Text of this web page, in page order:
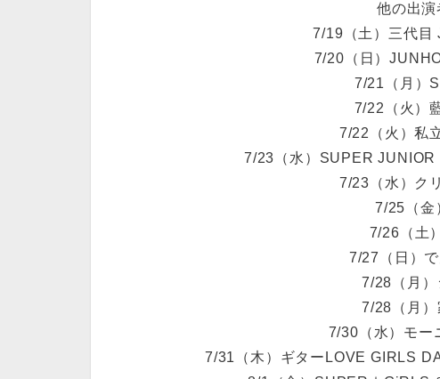
他の出演
7/19（土）三代目
7/20（日）
7/21（月）
7/22（火）
7/22（火）私
7/23（水）SUPER
7/23（水）ク
7/25（金
7/26（土
7/27（日）
7/28（月）
7/28（月）
7/30（水）モー
7/31（木）ギターLOVE GIRLS